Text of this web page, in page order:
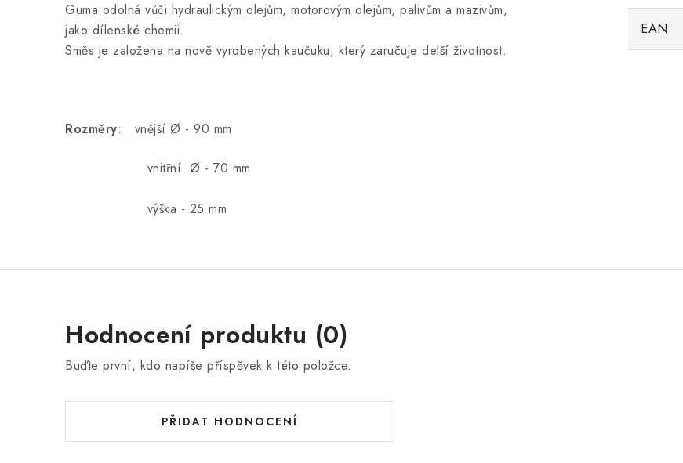
Guma odolná vůči hydraulickým olejům, motorovým olejům, palivům a mazivům,
jako dílenské chemii.
Směs je založena na nově vyrobených kaučuku, který zaručuje delší životnost.
Rozměry: vnější Ø - 90 mm
vnitřní Ø - 70 mm
výška - 25 mm
EAN
Hodnocení produktu (0)
Buďte první, kdo napíše příspěvek k této položce.
PŘIDAT HODNOCENÍ